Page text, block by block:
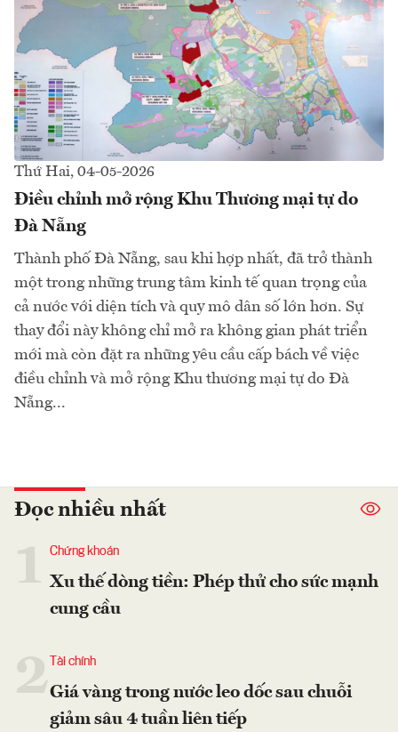
Thứ Hai, 04-05-2026
Điều chỉnh mở rộng Khu Thương mại tự do
Đà Nẵng
Thành phố Đà Nẵng, sau khi hợp nhất, đã trở thành
một trong những trung tâm kinh tế quan trọng của
cả nước với diện tích và quy mô dân số lớn hơn. Sự
thay đổi này không chỉ mở ra không gian phát triển
mới mà còn đặt ra những yêu cầu cấp bách về việc
điều chỉnh và mở rộng Khu thương mại tự do Đà
Nẵng...
Đọc nhiều nhất
Chứng khoán
Xu thế dòng tiền: Phép thử cho sức mạnh
cung cầu
2 Tài chính
Giá vàng trong nước leo dốc sau chuỗi
giảm sâu 4 tuần liên tiếp